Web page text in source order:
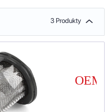
3 Produkty